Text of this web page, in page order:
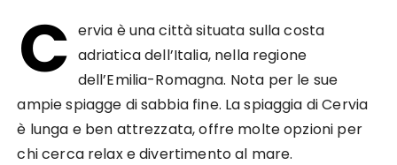
C ervia è una città situata sulla costa
adriatica dell’Italia, nella regione
dell’Emilia-Romagna. Nota per le sue
ampie spiagge di sabbia fine. La spiaggia di Cervia
è lunga e ben attrezzata, offre molte opzioni per
chi cerca relax e divertimento al mare.